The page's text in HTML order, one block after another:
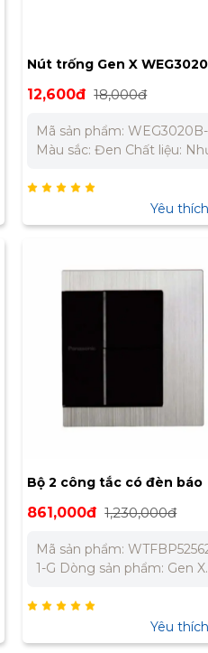
Nút trống Gen X
12,600đ 18,000đ
Mã sản phẩm:
Màu sắc: Đen Chất liệu:
Hãng 12 Tháng Liên hệ
tôi để nhận báo giá tốt nhất
cho dự án Miền Bắc : 0989
Yêu
Bộ 2 công tắc có đèn báo
GenX chuẩn BS Panasonic
861,000đ 1,230,000đ
Mã sản phẩm:
1-G Dòng sản phẩm: Gen X
Bộ 2 công tắc C, 2 chiều, có
đèn báo Nguồn điện: 250V -
16A Màu sắc: Trắng + Đen
Yêu